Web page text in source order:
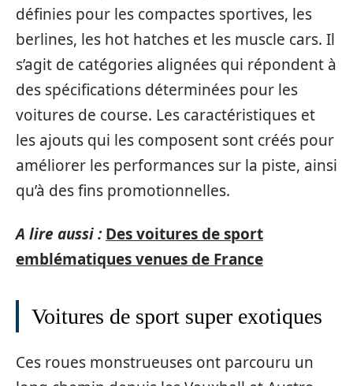
définies pour les compactes sportives, les
berlines, les hot hatches et les muscle cars. Il
s’agit de catégories alignées qui répondent à
des spécifications déterminées pour les
voitures de course. Les caractéristiques et
les ajouts qui les composent sont créés pour
améliorer les performances sur la piste, ainsi
qu’à des fins promotionnelles.
A lire aussi : Des voitures de sport
emblématiques venues de France
Voitures de sport super exotiques
Ces roues monstrueuses ont parcouru un